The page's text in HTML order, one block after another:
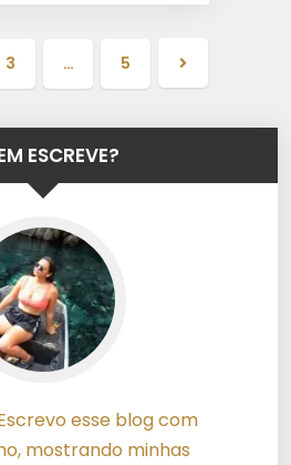
3 … 5
Próxima
ESCREVE?
esse blog com
mostrando minhas